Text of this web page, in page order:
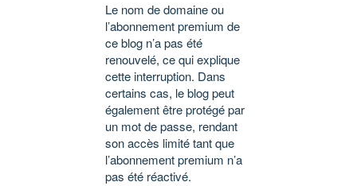
Le nom de domaine ou
l’abonnement premium de
ce blog n’a pas été
renouvelé, ce qui explique
cette interruption. Dans
certains cas, le blog peut
également être protégé par
un mot de passe, rendant
son accès limité tant que
l’abonnement premium n’a
pas été réactivé.